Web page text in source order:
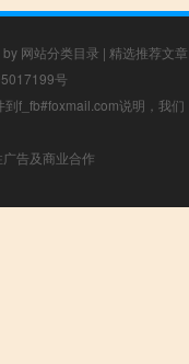
by 网站分类目录 | 精选推荐文章
号
f_fb#foxmail.com说明，我们
告及商业合作